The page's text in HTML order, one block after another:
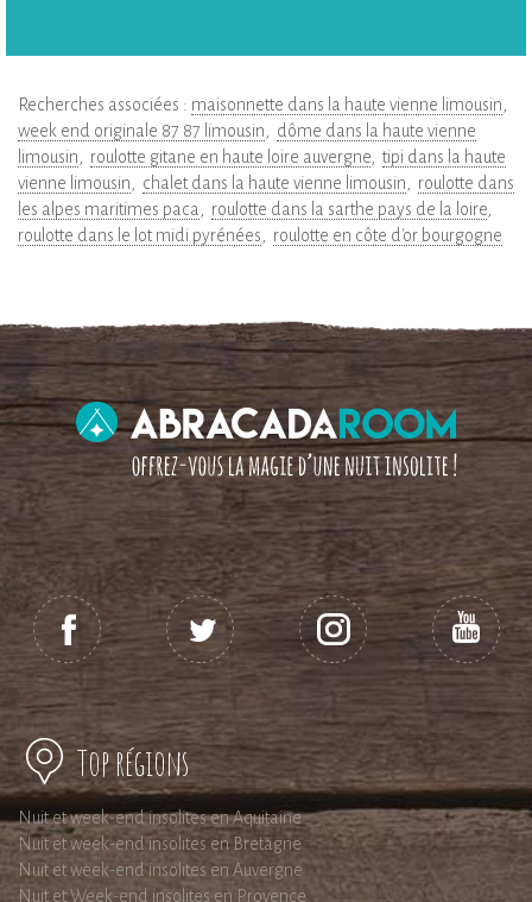
Recherches associées : maisonnette dans la haute vienne limousin
week end originale 87 87 limousin
dôme dans la haute vienne
limousin
roulotte gitane en haute loire auvergne
tipi dans la haute
vienne limousin
chalet dans la haute vienne limousin
roulotte dans
les alpes maritimes paca
roulotte dans la sarthe pays de la loire
roulotte dans le lot midi pyrénées
roulotte en côte d'or bourgogne
Top régions
Nuit et week-end insolites en Aquitaine
Nuit et week-end insolites en Bretagne
Nuit et week-end insolites en Auvergne
Nuit et Week-end insolites en Provence